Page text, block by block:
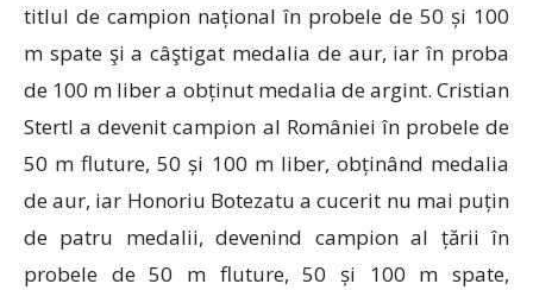
titlul de campion național în probele de 50 și 100
m spate şi a câştigat medalia de aur, iar în proba
de 100 m liber a obținut medalia de argint. Cristian
Stertl a devenit campion al României în probele de
50 m fluture, 50 și 100 m liber, obținând medalia
de aur, iar Honoriu Botezatu a cucerit nu mai puțin
de patru medalii, devenind campion al țării în
probele de 50 m fluture, 50 și 100 m spate,